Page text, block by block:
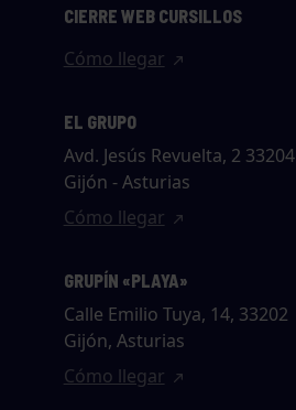
CIERRE WEB CURSILLOS
Cómo llegar
EL GRUPO
Avd. Jesús Revuelta, 2 33204
Gijón - Asturias
Cómo llegar
GRUPÍN «PLAYA»
Calle Emilio Tuya, 14, 33202
Gijón, Asturias
Cómo llegar